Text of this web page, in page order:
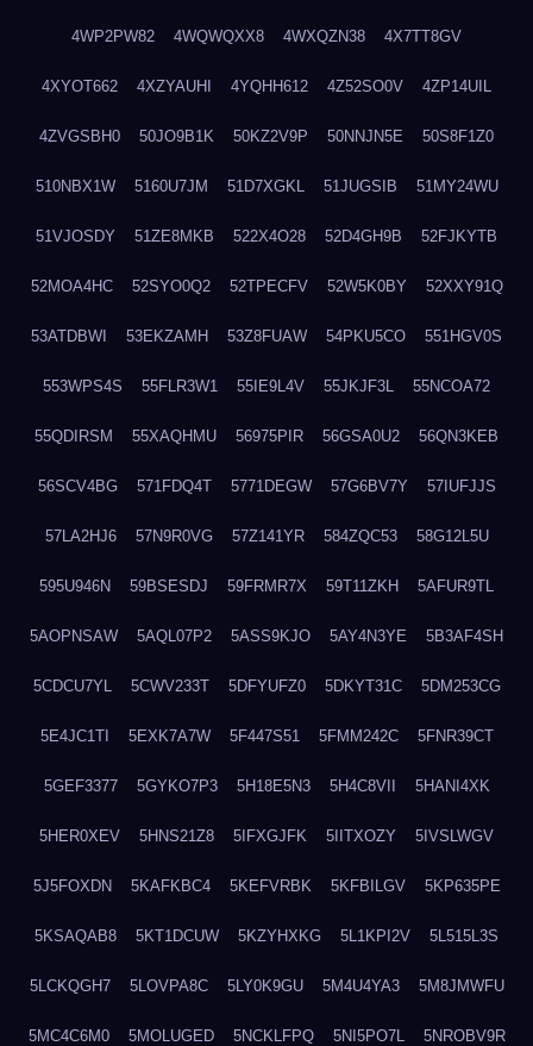
4WP2PW82 4WQWQXX8 4WXQZN38 4X7TT8GV
4XYOT662 4XZYAUHI 4YQHH612 4Z52SO0V 4ZP14UIL
4ZVGSBH0 50JO9B1K 50KZ2V9P 50NNJN5E 50S8F1Z0
510NBX1W 5160U7JM 51D7XGKL 51JUGSIB 51MY24WU
51VJOSDY 51ZE8MKB 522X4O28 52D4GH9B 52FJKYTB
52MOA4HC 52SYO0Q2 52TPECFV 52W5K0BY 52XXY91Q
53ATDBWI 53EKZAMH 53Z8FUAW 54PKU5CO 551HGV0S
553WPS4S 55FLR3W1 55IE9L4V 55JKJF3L 55NCOA72
55QDIRSM 55XAQHMU 56975PIR 56GSA0U2 56QN3KEB
56SCV4BG 571FDQ4T 5771DEGW 57G6BV7Y 57IUFJJS
57LA2HJ6 57N9R0VG 57Z141YR 584ZQC53 58G12L5U
595U946N 59BSESDJ 59FRMR7X 59T11ZKH 5AFUR9TL
5AOPNSAW 5AQL07P2 5ASS9KJO 5AY4N3YE 5B3AF4SH
5CDCU7YL 5CWV233T 5DFYUFZ0 5DKYT31C 5DM253CG
5E4JC1TI 5EXK7A7W 5F447S51 5FMM242C 5FNR39CT
5GEF3377 5GYKO7P3 5H18E5N3 5H4C8VII 5HANI4XK
5HER0XEV 5HNS21Z8 5IFXGJFK 5IITXOZY 5IVSLWGV
5J5FOXDN 5KAFKBC4 5KEFVRBK 5KFBILGV 5KP635PE
5KSAQAB8 5KT1DCUW 5KZYHXKG 5L1KPI2V 5L515L3S
5LCKQGH7 5LOVPA8C 5LY0K9GU 5M4U4YA3 5M8JMWFU
5MC4C6M0 5MOLUGED 5NCKLFPQ 5NI5PO7L 5NROBV9R